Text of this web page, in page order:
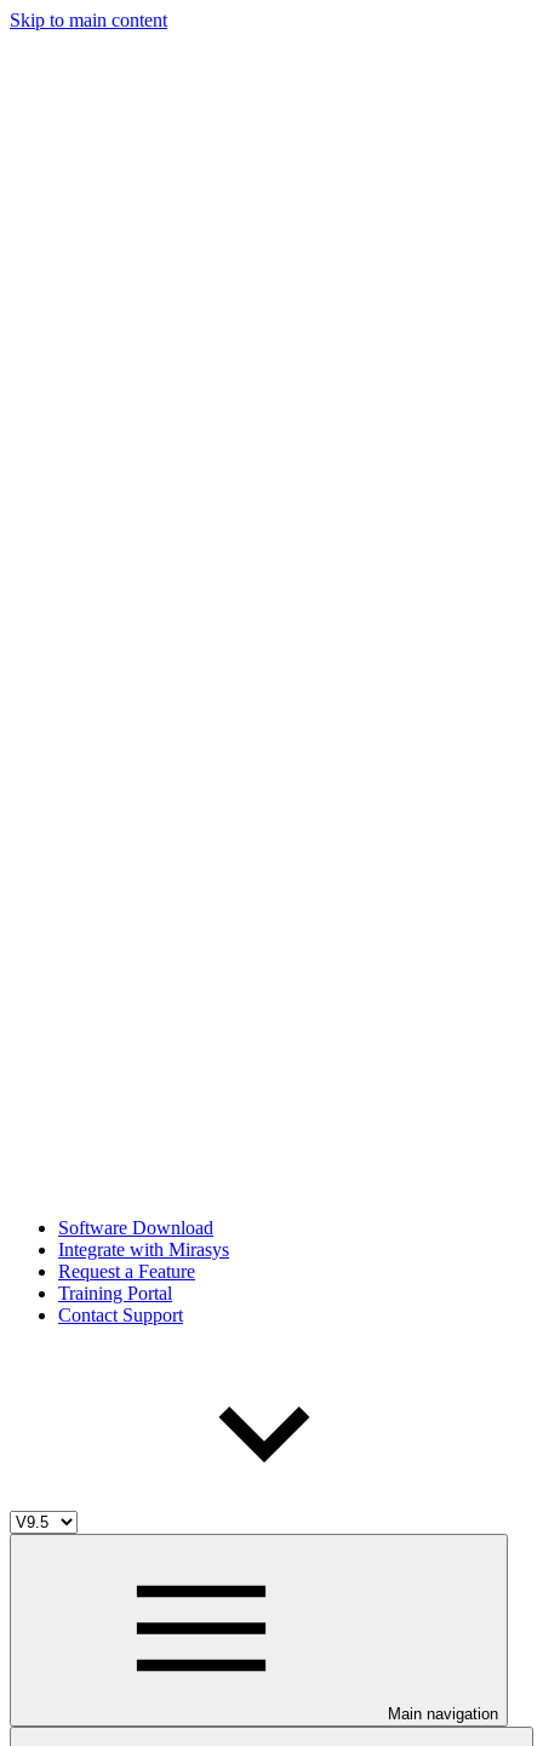
Skip to main content
Software Download
Integrate with Mirasys
Request a Feature
Training Portal
Contact Support
Main navigation